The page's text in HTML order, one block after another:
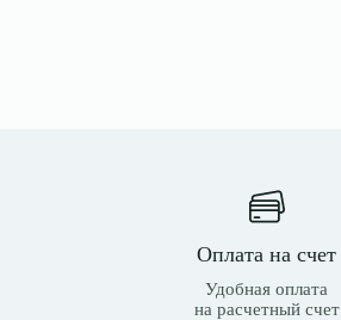
Оплата на счет
Удобная оплата
на расчетный счет